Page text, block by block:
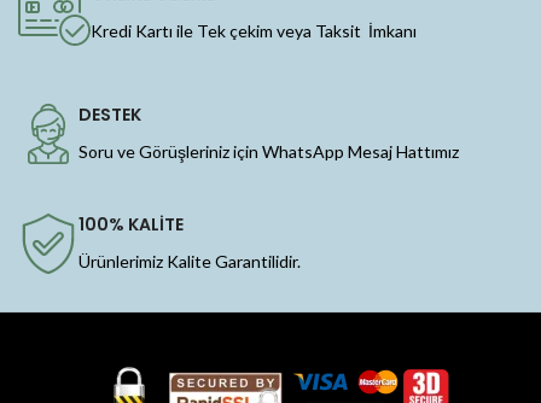
Kredi Kartı ile Tek çekim veya Taksit İmkanı
DESTEK
Soru ve Görüşleriniz için WhatsApp Mesaj Hattımız
100% KALİTE
Ürünlerimiz Kalite Garantilidir.